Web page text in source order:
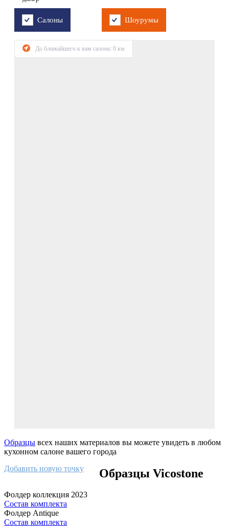
Салоны Шоурумы
До ближайшего к вам салона: 0 км
Образцы всех наших материалов вы можете увидеть в любом
кухонном салоне вашего города
Добавить новую точку
Образцы Vicostone
Фолдер коллекция 2023
Состав комплекта
Фолдер Antique
Состав комплекта